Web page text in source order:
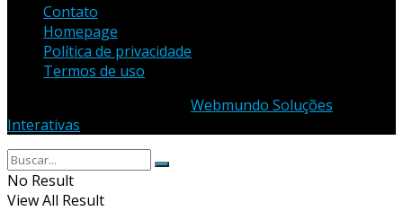
Contato
Homepage
Política de privacidade
Termos de uso
Webmundo Soluções
Interativas
No Result
View All Result